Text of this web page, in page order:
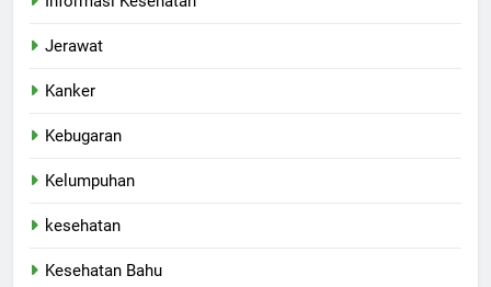
Jerawat
Kanker
Kebugaran
Kelumpuhan
kesehatan
Kesehatan Bahu